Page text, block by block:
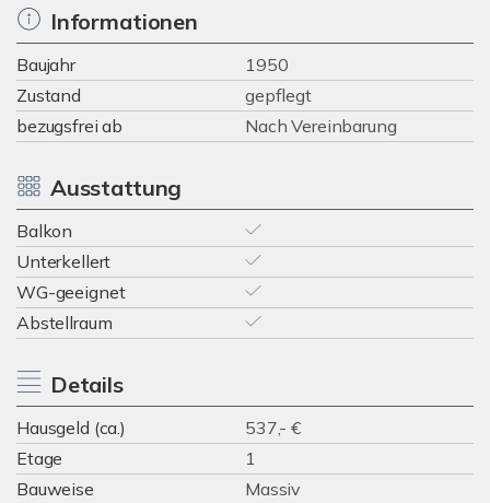
Informationen
Baujahr
1950
Zustand
gepflegt
bezugsfrei ab
Nach Vereinbarung
Ausstattung
Balkon
Unterkellert
WG-geeignet
Abstellraum
Details
Hausgeld (ca.)
537,- €
Etage
1
Bauweise
Massiv